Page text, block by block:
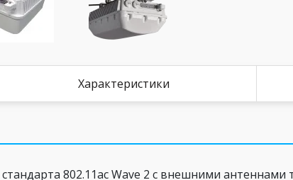
Характеристики
стандарта 802.11ac Wave 2 с внешними антеннами